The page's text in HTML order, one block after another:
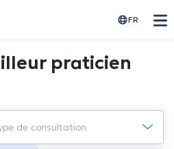
FR
praticien